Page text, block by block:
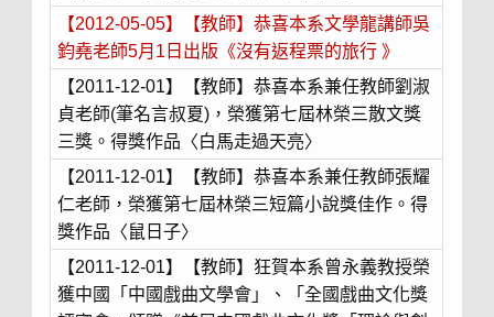
【2012-05-05】【教師】恭喜本系文學龍講師吳
鈞堯老師5月1日出版《沒有返程票的旅行 》
【2011-12-01】【教師】恭喜本系兼任教師劉淑
貞老師(筆名言叔夏)，榮獲第七屆林榮三散文獎
三獎。得獎作品〈白馬走過天亮〉
【2011-12-01】【教師】恭喜本系兼任教師張耀
仁老師，榮獲第七屆林榮三短篇小說獎佳作。得
獎作品〈鼠日子〉
【2011-12-01】【教師】狂賀本系曾永義教授榮
獲中國「中國戲曲文學會」、「全國戲曲文化獎